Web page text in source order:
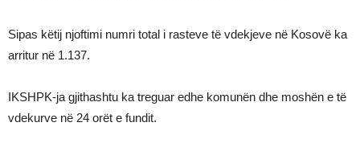
Sipas këtij njoftimi numri total i rasteve të vdekjeve në Kosovë ka
arritur në 1.137.
IKSHPK-ja gjithashtu ka treguar edhe komunën dhe moshën e të
vdekurve në 24 orët e fundit.